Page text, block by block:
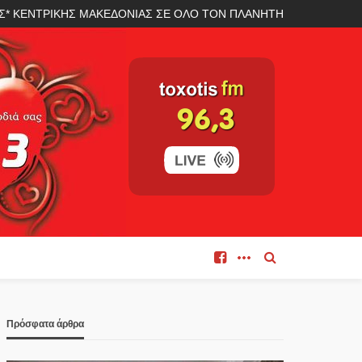
ΚΕΝΤΡΙΚΗΣ ΜΑΚΕΔΟΝΙΑΣ ΣΕ ΟΛΟ ΤΟΝ ΠΛΑΝΗΤΗ
Πρόσφατα άρθρα